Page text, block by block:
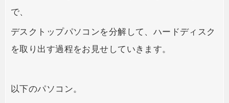
で、
デスクトップパソコンを分解して、ハードディスク
を取り出す過程をお見せしていきます。
以下のパソコン。